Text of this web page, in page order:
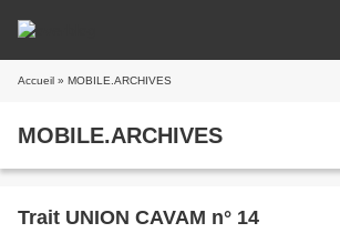
Accueil » MOBILE.ARCHIVES
MOBILE.ARCHIVES
Trait UNION CAVAM n° 14